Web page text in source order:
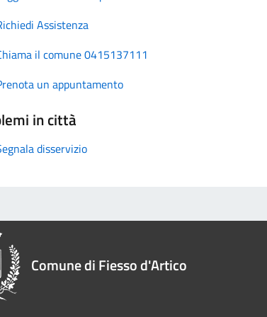
Assistenza
il comune 0415137111
un appuntamento
in città
disservizio
Comune di Fiesso d'Artico